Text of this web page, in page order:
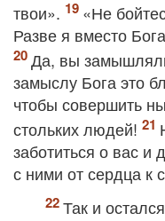
твои».
«Не
Разве я вместо
Да, вы
замыслу Бога это
чтобы совершить
стольких людей!
заботиться о вас и
с ними от сердца к
Так и